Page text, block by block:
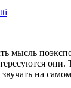
мысль
они.
на